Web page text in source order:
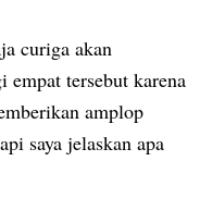
curiga akan
empat tersebut karena
amplop
saya jelaskan apa